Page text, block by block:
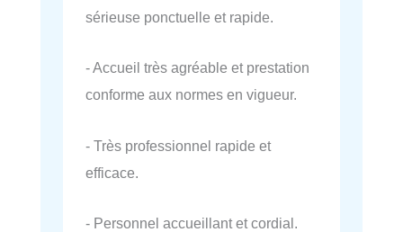
sérieuse ponctuelle et rapide.
- Accueil très agréable et prestation
conforme aux normes en vigueur.
- Très professionnel rapide et
efficace.
- Personnel accueillant et cordial.